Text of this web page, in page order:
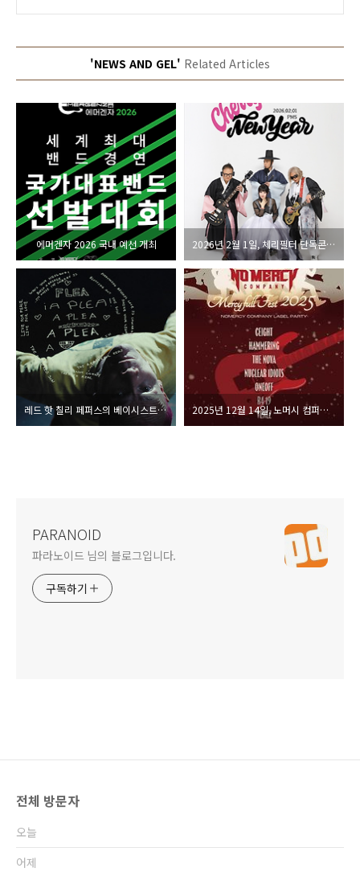
'NEWS AND GEL' Related Articles
에머겐자 2026 국내 예선 개최 2026년 2월 1일, 체리필터 단독콘서트 ‘Cherry New Year’ 개최
레드 핫 칠리 페퍼스의 베이시스트 플리(Flea), 2026년 재즈 앨범 발매 예정. 첫 싱글 ‘A Plea’ 발매 2025년 12월 14일, 노머시 컴퍼니 레이블 파티 ‘머시풀 페스트 2025’ 개최
PARANOID
파라노이드 님의 블로그입니다.
구독하기
전체 방문자
오늘
어제